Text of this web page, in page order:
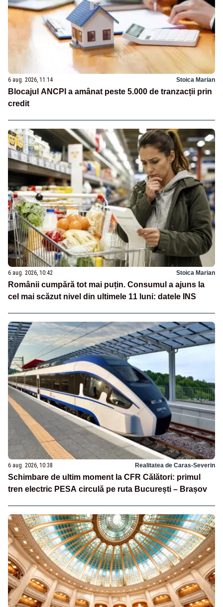
6 aug. 2026, 11:14 Stoica Marian
Blocajul ANCPI a amânat peste 5.000 de tranzacții prin
credit
6 aug. 2026, 10:42 Stoica Marian
Românii cumpără tot mai puțin. Consumul a ajuns la
cel mai scăzut nivel din ultimele 11 luni: datele INS
6 aug. 2026, 10:38 Realitatea de Caras-Severin
Schimbare de ultim moment la CFR Călători: primul
tren electric PESA circulă pe ruta București – Brașov